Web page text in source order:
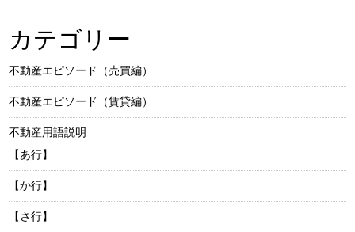
カテゴリー
不動産エピソード（売買編）
不動産エピソード（賃貸編）
不動産用語説明
【あ行】
【か行】
【さ行】